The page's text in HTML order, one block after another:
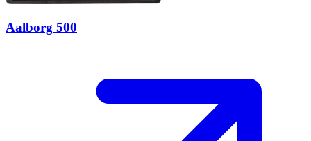
Aalborg 500